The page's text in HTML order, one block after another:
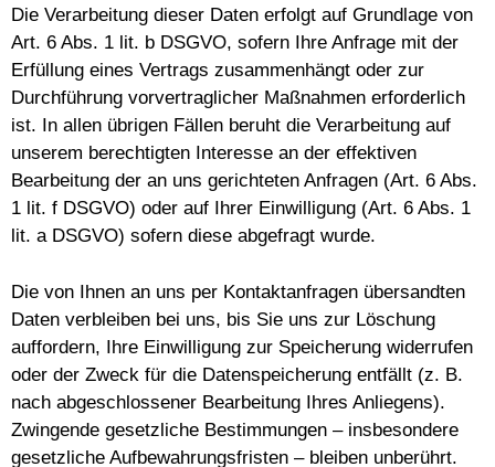
Die Verarbeitung dieser Daten erfolgt auf Grundlage von
Art. 6 Abs. 1 lit. b DSGVO, sofern Ihre Anfrage mit der
Erfüllung eines Vertrags zusammenhängt oder zur
Durchführung vorvertraglicher Maßnahmen erforderlich
ist. In allen übrigen Fällen beruht die Verarbeitung auf
unserem berechtigten Interesse an der effektiven
Bearbeitung der an uns gerichteten Anfragen (Art. 6 Abs.
1 lit. f DSGVO) oder auf Ihrer Einwilligung (Art. 6 Abs. 1
lit. a DSGVO) sofern diese abgefragt wurde.
Die von Ihnen an uns per Kontaktanfragen übersandten
Daten verbleiben bei uns, bis Sie uns zur Löschung
auffordern, Ihre Einwilligung zur Speicherung widerrufen
oder der Zweck für die Datenspeicherung entfällt (z. B.
nach abgeschlossener Bearbeitung Ihres Anliegens).
Zwingende gesetzliche Bestimmungen – insbesondere
gesetzliche Aufbewahrungsfristen – bleiben unberührt.